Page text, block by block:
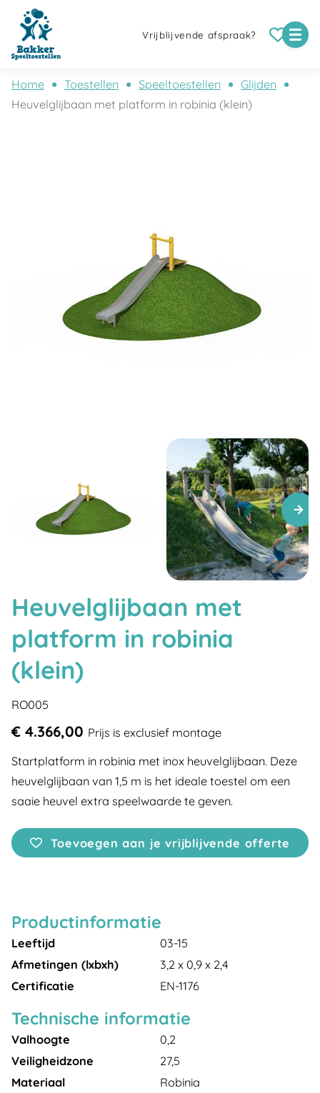
Vrijblijvende afspraak?
Home Toestellen Speeltoestellen
Glijden
Heuvelglijbaan met platform in robinia (klein)
Heuvelglijbaan met
platform in robinia
(klein)
RO005
€ 4.366,00 Prijs is exclusief montage
Startplatform in robinia met inox heuvelglijbaan. Deze
heuvelglijbaan van 1,5 m is het ideale toestel om een
saaie heuvel extra speelwaarde te geven.
Toevoegen aan je vrijblijvende offerte
Productinformatie
Leeftijd
03-15
Afmetingen (lxbxh)
3,2 x 0,9 x 2,4
Certificatie
EN-1176
Technische informatie
Valhoogte
0,2
Veiligheidzone
27,5
Materiaal
Robinia